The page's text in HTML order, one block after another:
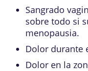
Sangrado
sobre todo si
menopausia.
Dolor durante
Dolor en la